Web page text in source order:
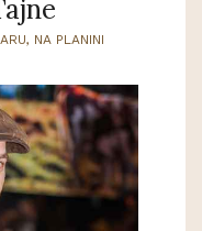
NA PLANINI